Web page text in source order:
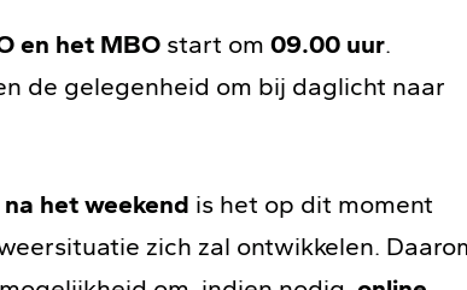
en het MBO start om 09.00 uur.
de gelegenheid om bij daglicht naar
het weekend is het op dit moment
zich zal ontwikkelen.